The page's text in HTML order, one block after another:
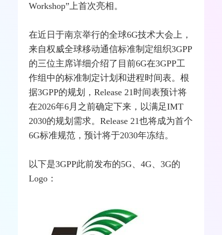
Workshop”上首次亮相。
在近日于南京举行的全球6G技术大会上，
来自权威全球移动通信标准制定组织3GPP
的三位主席详细介绍了目前6G在3GPP工
作组中的标准制定计划和进程时间表。根
据3GPP的规划，Release 21时间表预计将
在2026年6月之前确定下来，以满足IMT
2030的规划需求。Release 21也将成为首个
6G标准规范，预计将于2030年冻结。
以下是3GPP此前发布的5G、4G、3G的
Logo：